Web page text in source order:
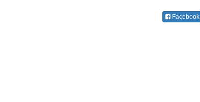
Facebook